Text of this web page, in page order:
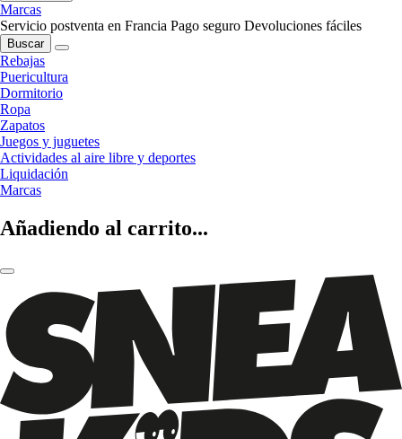
Marcas
Servicio postventa en Francia Pago seguro Devoluciones fáciles
Buscar
Rebajas
Puericultura
Dormitorio
Ropa
Zapatos
Juegos y juguetes
Actividades al aire libre y deportes
Liquidación
Marcas
Añadiendo al carrito...